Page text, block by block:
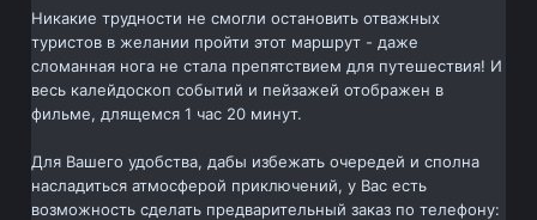
Никакие трудности не смогли остановить отважных
туристов в желании пройти этот маршрут - даже
сломанная нога не стала препятствием для путешествия! И
весь калейдоскоп событий и пейзажей отображен в
фильме, длящемся 1 час 20 минут.
Для Вашего удобства, дабы избежать очередей и сполна
насладиться атмосферой приключений, у Вас есть
возможность сделать предварительный заказ по телефону: